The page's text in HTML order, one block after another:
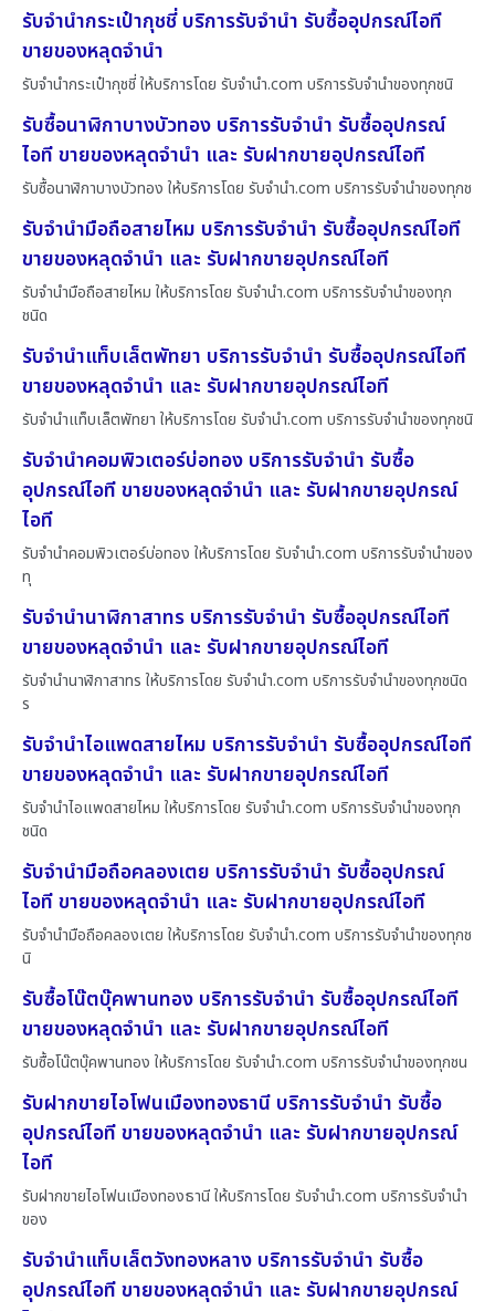
รับจำนำกระเป๋ากุชชี่ บริการรับจำนำ รับซื้ออุปกรณ์ไอที
ขายของหลุดจำนำ
รับจำนำกระเป๋ากุชชี่ ให้บริการโดย รับจํานํา.com บริการรับจำนำของทุกชนิ
รับซื้อนาฬิกาบางบัวทอง บริการรับจำนำ รับซื้ออุปกรณ์
ไอที ขายของหลุดจำนำ และ รับฝากขายอุปกรณ์ไอที
รับซื้อนาฬิกาบางบัวทอง ให้บริการโดย รับจํานํา.com บริการรับจำนำของทุกช
รับจำนำมือถือสายไหม บริการรับจำนำ รับซื้ออุปกรณ์ไอที
ขายของหลุดจำนำ และ รับฝากขายอุปกรณ์ไอที
รับจำนำมือถือสายไหม ให้บริการโดย รับจํานํา.com บริการรับจำนำของทุก
ชนิด
รับจำนำแท็บเล็ตพัทยา บริการรับจำนำ รับซื้ออุปกรณ์ไอที
ขายของหลุดจำนำ และ รับฝากขายอุปกรณ์ไอที
รับจำนำแท็บเล็ตพัทยา ให้บริการโดย รับจํานํา.com บริการรับจำนำของทุกชนิ
รับจำนำคอมพิวเตอร์บ่อทอง บริการรับจำนำ รับซื้อ
อุปกรณ์ไอที ขายของหลุดจำนำ และ รับฝากขายอุปกรณ์
ไอที
รับจำนำคอมพิวเตอร์บ่อทอง ให้บริการโดย รับจํานํา.com บริการรับจำนำของ
ทุ
รับจำนำนาฬิกาสาทร บริการรับจำนำ รับซื้ออุปกรณ์ไอที
ขายของหลุดจำนำ และ รับฝากขายอุปกรณ์ไอที
รับจำนำนาฬิกาสาทร ให้บริการโดย รับจํานํา.com บริการรับจำนำของทุกชนิด
ร
รับจำนำไอแพดสายไหม บริการรับจำนำ รับซื้ออุปกรณ์ไอที
ขายของหลุดจำนำ และ รับฝากขายอุปกรณ์ไอที
รับจำนำไอแพดสายไหม ให้บริการโดย รับจํานํา.com บริการรับจำนำของทุก
ชนิด
รับจำนำมือถือคลองเตย บริการรับจำนำ รับซื้ออุปกรณ์
ไอที ขายของหลุดจำนำ และ รับฝากขายอุปกรณ์ไอที
รับจำนำมือถือคลองเตย ให้บริการโดย รับจํานํา.com บริการรับจำนำของทุกช
นิ
รับซื้อโน๊ตบุ๊คพานทอง บริการรับจำนำ รับซื้ออุปกรณ์ไอที
ขายของหลุดจำนำ และ รับฝากขายอุปกรณ์ไอที
รับซื้อโน๊ตบุ๊คพานทอง ให้บริการโดย รับจํานํา.com บริการรับจำนำของทุกชน
รับฝากขายไอโฟนเมืองทองธานี บริการรับจำนำ รับซื้อ
อุปกรณ์ไอที ขายของหลุดจำนำ และ รับฝากขายอุปกรณ์
ไอที
รับฝากขายไอโฟนเมืองทองธานี ให้บริการโดย รับจํานํา.com บริการรับจำนำ
ของ
รับจำนำแท็บเล็ตวังทองหลาง บริการรับจำนำ รับซื้อ
อุปกรณ์ไอที ขายของหลุดจำนำ และ รับฝากขายอุปกรณ์